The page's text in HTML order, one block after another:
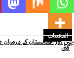
العلامات
چین اور افغانستان کے درمیان
گئی